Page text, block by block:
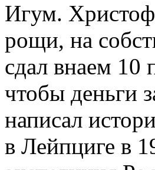
Игум.
рощи, на
сдал внаем 10
чтобы деньги
написал
в Лейпциге в